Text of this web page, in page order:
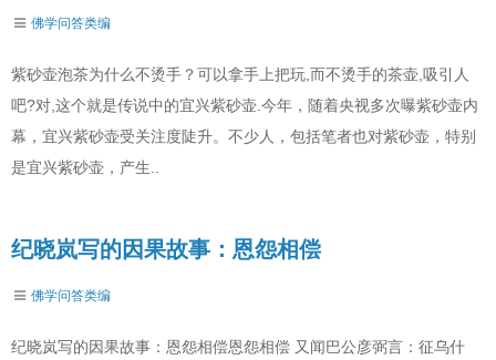
佛学问答类编
紫砂壶泡茶为什么不烫手？可以拿手上把玩,而不烫手的茶壶,吸引人
吧?对,这个就是传说中的宜兴紫砂壶.今年，随着央视多次曝紫砂壶内
幕，宜兴紫砂壶受关注度陡升。不少人，包括笔者也对紫砂壶，特别
是宜兴紫砂壶，产生..
纪晓岚写的因果故事：恩怨相偿
佛学问答类编
纪晓岚写的因果故事：恩怨相偿恩怨相偿 又闻巴公彦弼言：征乌什